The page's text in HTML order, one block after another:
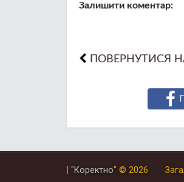
Залишити коментар:
ПОВЕРНУТИСЯ
| "Коректно" © 2026